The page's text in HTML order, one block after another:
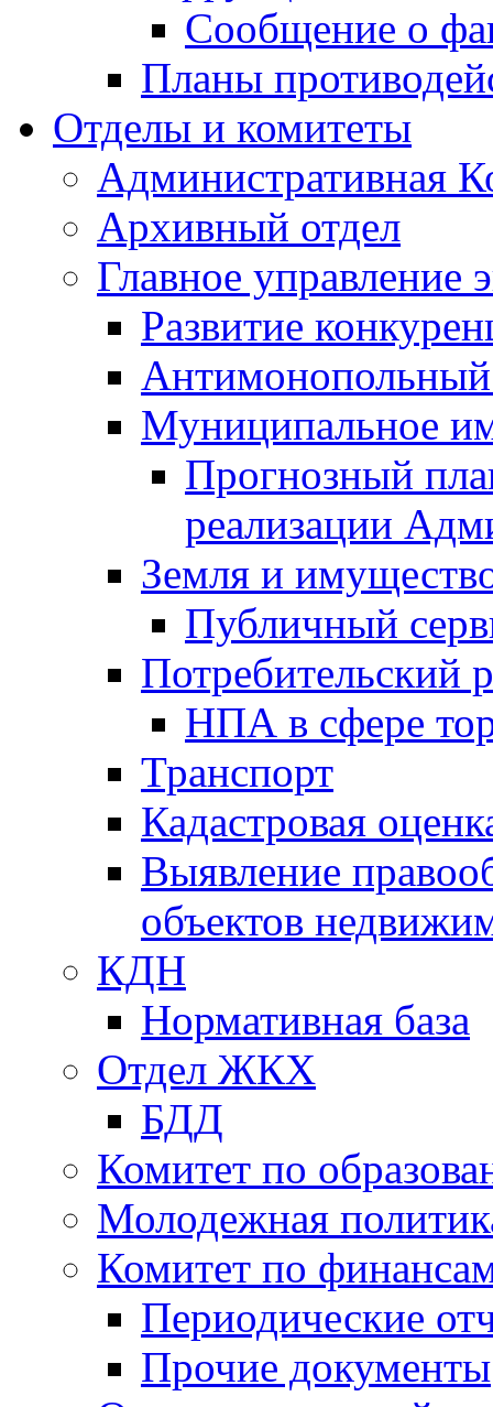
Сообщение о
Планы
Отделы и комитеты
Административная
Архивный отдел
Главное управление
Развитие
Антимонопольный
Муниципальное
Прогнозный
реализации
Земля и
Публичный
Потребительский
НПА в сфере
Транспорт
Кадастровая
Выявление
объектов
КДН
Нормативная база
Отдел ЖКХ
БДД
Комитет по
Молодежная
Комитет по
Периодические
Прочие документы